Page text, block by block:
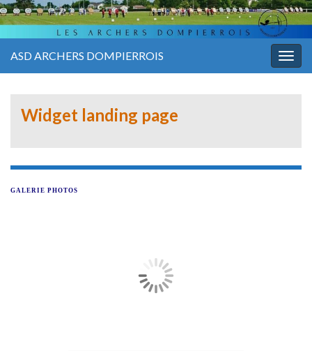
ASD ARCHERS DOMPIERROIS
Widget landing page
GALERIE PHOTOS